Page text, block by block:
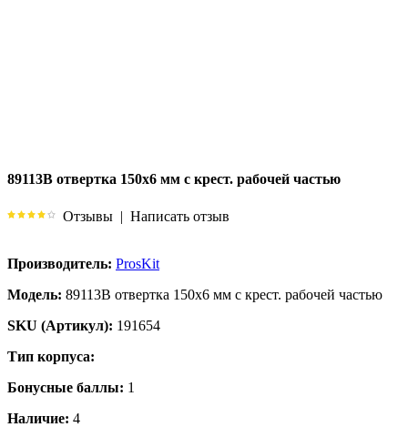
89113B отвертка 150х6 мм с крест. рабочей частью
Отзывы | Написать отзыв
Производитель: ProsKit
Модель: 89113B отвертка 150х6 мм с крест. рабочей частью
SKU (Артикул): 191654
Тип корпуса:
Бонусные баллы: 1
Наличие: 4